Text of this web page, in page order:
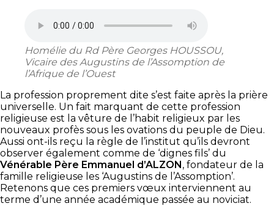
Homélie du Rd Père Georges HOUSSOU,
Vicaire des Augustins de l’Assomption de
l’Afrique de l’Ouest
La profession proprement dite s’est faite après la prière
universelle. Un fait marquant de cette profession
religieuse est la vêture de l’habit religieux par les
nouveaux profès sous les ovations du peuple de Dieu.
Aussi ont-ils reçu la règle de l’institut qu’ils devront
observer également comme de ‘dignes fils’ du
Vénérable Père Emmanuel d’ALZON, fondateur de la
famille religieuse les ‘Augustins de l’Assomption’.
Retenons que ces premiers vœux interviennent au
terme d’une année académique passée au noviciat.